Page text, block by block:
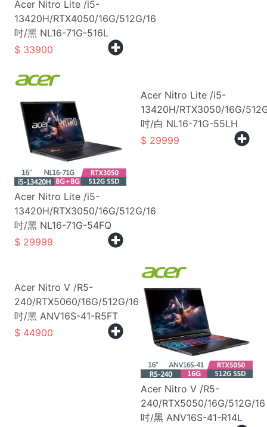
Acer Nitro Lite /i5-
13420H/RTX4050/16G/512G/16
吋/黑 NL16-71G-516L
33900
Acer Nitro Lite /i5-
13420H/RTX3050/16G/512G/16
吋/黑 NL16-71G-54FQ
29999
Acer Nitro Lite /i5-
13420H/RTX3050/16G/
吋/白 NL16-71G-55LH
29999
Acer Nitro V /R5-
240/RTX5060/16G/512G/16
吋/黑 ANV16S-41-R5FT
44900
Acer Nitro V /R5-
240/RTX5050/16G/512G/16
吋/黑 ANV16S-41-R14L